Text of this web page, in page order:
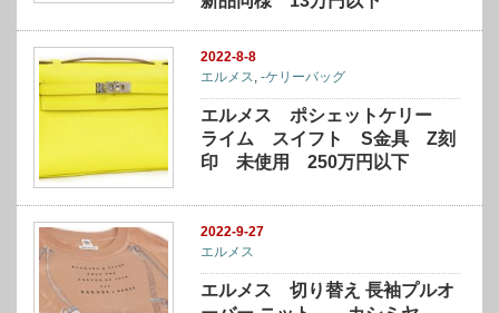
2022-8-8
エルメス,-ケリーバッグ
エルメス ポシェットケリー
ライム スイフト S金具 Z刻
印 未使用 250万円以下
2022-9-27
エルメス
エルメス 切り替え 長袖プルオ